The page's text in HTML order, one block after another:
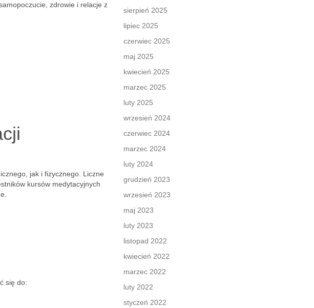
zdrowie i relacje z
jak i fizycznego. Liczne
kursów medytacyjnych
się do:
sierpień 2025
lipiec 2025
czerwiec 2025
maj 2025
kwiecień 2025
marzec 2025
luty 2025
wrzesień 2024
czerwiec 2024
marzec 2024
luty 2024
grudzień 2023
wrzesień 2023
maj 2023
luty 2023
listopad 2022
kwiecień 2022
marzec 2022
luty 2022
styczeń 2022